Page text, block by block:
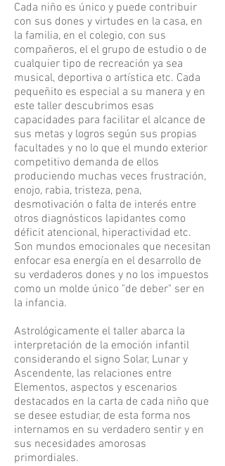
Cada niño es único y puede contribuir
con sus dones y virtudes en la casa, en
la familia, en el colegio, con sus
compañeros, el el grupo de estudio o de
cualquier tipo de recreación ya sea
musical, deportiva o artística etc. Cada
pequeñito es especial a su manera y en
este taller descubrimos esas
capacidades para facilitar el alcance de
sus metas y logros según sus propias
facultades y no lo que el mundo exterior
competitivo demanda de ellos
produciendo muchas veces frustración,
enojo, rabia, tristeza, pena,
desmotivación o falta de interés entre
otros diagnósticos lapidantes como
déficit atencional, hiperactividad etc.
Son mundos emocionales que necesitan
enfocar esa energía en el desarrollo de
su verdaderos dones y no los impuestos
como un molde único "de deber" ser en
la infancia.
Astrológicamente el taller abarca la
interpretación de la emoción infantil
considerando el signo Solar, Lunar y
Ascendente, las relaciones entre
Elementos, aspectos y escenarios
destacados en la carta de cada niño que
se desee estudiar, de esta forma nos
internamos en su verdadero sentir y en
sus necesidades amorosas
primordiales.